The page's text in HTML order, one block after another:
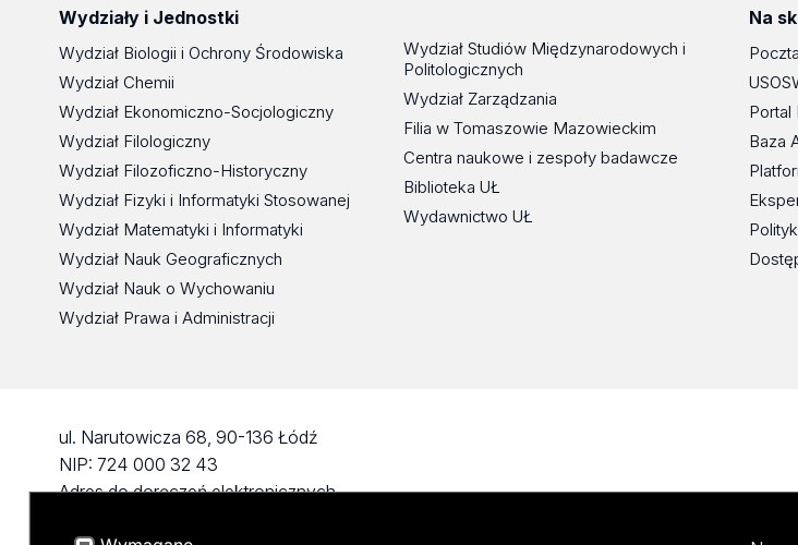
Wydziały i Jednostki
Wydział Biologii i Ochrony Środowiska
Wydział Chemii
Wydział Ekonomiczno-Socjologiczny
Wydział Filologiczny
Wydział Filozoficzno-Historyczny
Wydział Fizyki i Informatyki Stosowanej
Wydział Matematyki i Informatyki
Wydział Nauk Geograficznych
Wydział Nauk o Wychowaniu
Wydział Prawa i Administracji
Wydział Studiów Międzynarodowych i
Politologicznych
Wydział Zarządzania
Filia w Tomaszowie Mazowieckim
Centra naukowe i zespoły badawcze
Biblioteka UŁ
Wydawnictwo UŁ
Na
Portal
Baza
ul. Narutowicza 68, 90-136 Łódź
NIP: 724 000 32 43
Adres do doręczeń elektronicznych